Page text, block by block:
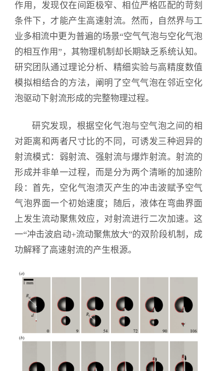
作用，发现仅在间距极窄、相位严格匹配的苛刻
条件下，才能产生高速射流。然而，自然界与工
业多相流中更为普遍的场景“空气气泡与空化气泡
的相互作用”，其物理机制却长期缺乏系统认知。
研究团队通过理论分析、精细实验与高精度数值
模拟相结合的方法，阐明了空气气泡在邻近空化
泡驱动下射流形成的完整物理过程。
研究发现，根据空化气泡与空气泡之间的相
对距离和两者尺寸比的不同，可诱发三种迥异的
射流模式：弱射流、强射流与爆炸射流。射流的
形成并非单一过程，而是分为两个清晰的加速阶
段：首先，空化气泡溃灭产生的冲击波赋予空气
气泡界面一个初始速度；随后，液体在弯曲界面
上发生流动聚焦效应，对射流进行二次加速。这
一“冲击波启动+流动聚焦放大”的双阶段机制，成
功解释了高速射流的产生根源。